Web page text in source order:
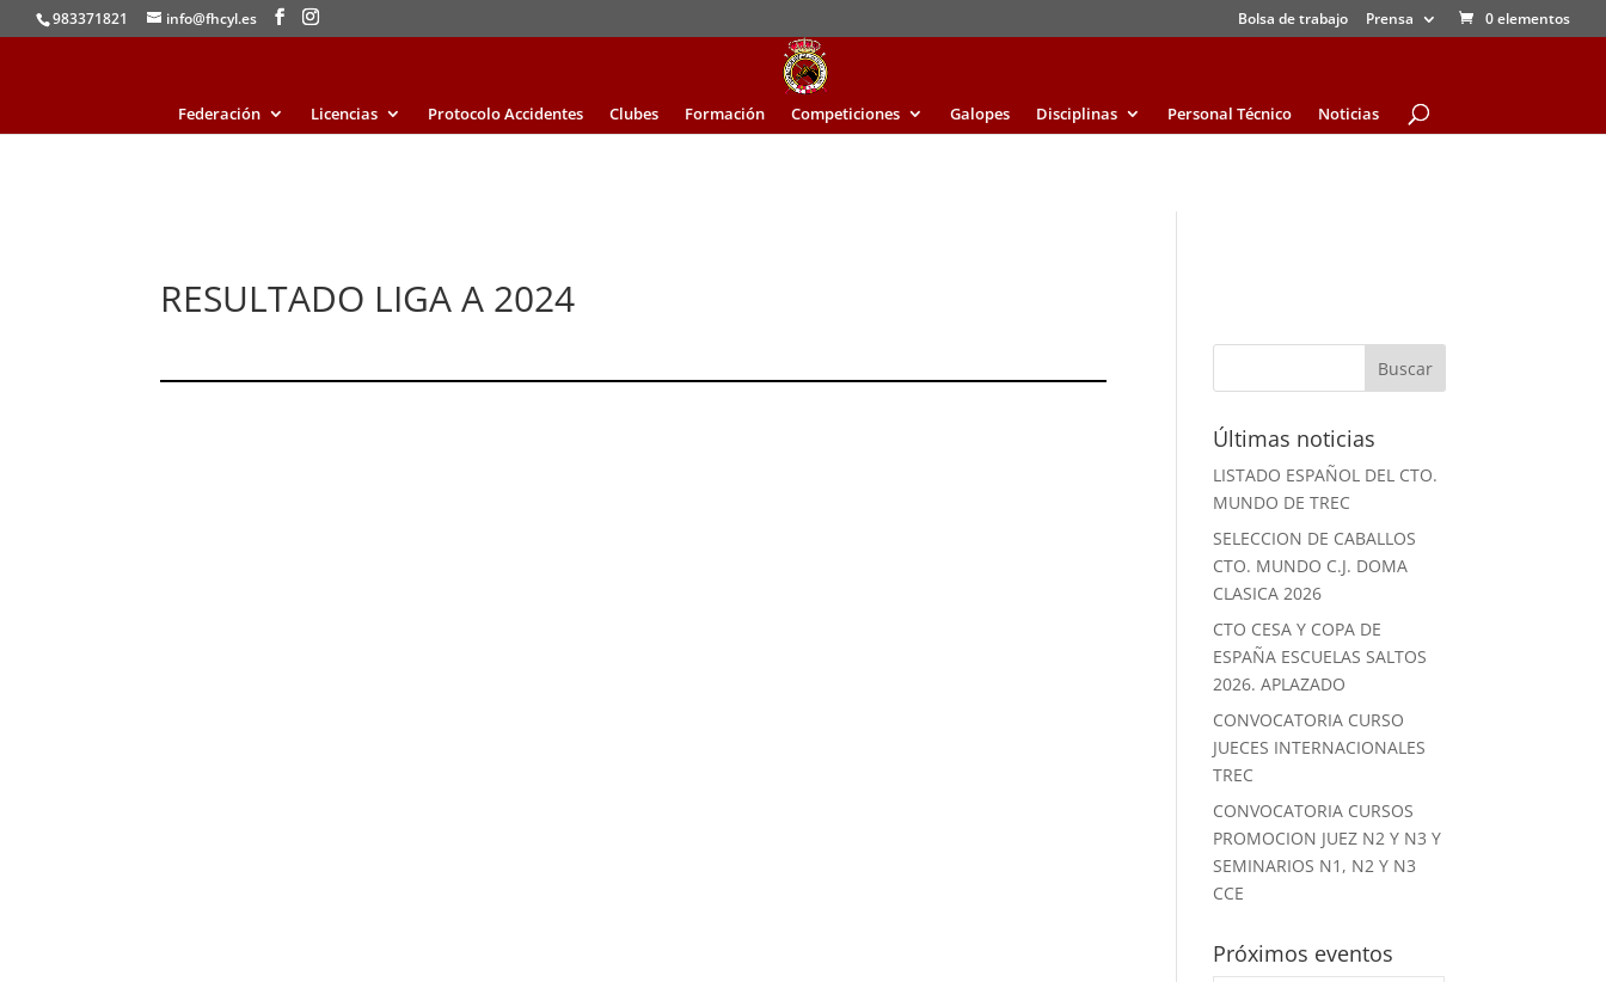
983371821 info@fhcyl.es Bolsa de trabajo Prensa 0 elementos
Federación Licencias Protocolo Accidentes Clubes Formación Competiciones Galopes Disciplinas Personal Técnico Noticias
RESULTADO LIGA A 2024
Últimas noticias
LISTADO ESPAÑOL DEL CTO.
MUNDO DE TREC
SELECCION DE CABALLOS
CTO. MUNDO C.J. DOMA
CLASICA 2026
CTO CESA Y COPA DE
ESPAÑA ESCUELAS SALTOS
2026. APLAZADO
CONVOCATORIA CURSO
JUECES INTERNACIONALES
TREC
CONVOCATORIA CURSOS
PROMOCION JUEZ N2 Y N3 Y
SEMINARIOS N1, N2 Y N3
CCE
Próximos eventos